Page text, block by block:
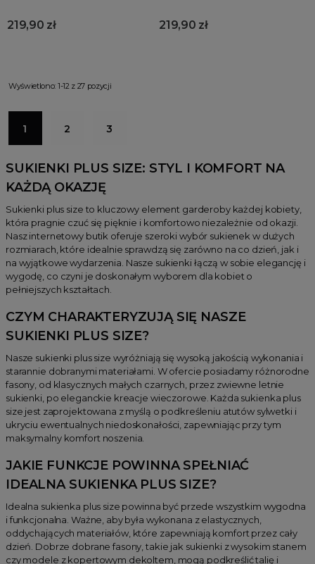
219,90 zł 219,90 zł
Wyświetlono: 1-12 z 27 pozycji
1 2 3
SUKIENKI PLUS SIZE: STYL I KOMFORT NA
KAŻDĄ OKAZJĘ
Sukienki plus size to kluczowy element garderoby każdej kobiety,
która pragnie czuć się pięknie i komfortowo niezależnie od okazji.
Nasz internetowy butik oferuje szeroki wybór sukienek w dużych
rozmiarach, które idealnie sprawdzą się zarówno na co dzień, jak i
na wyjątkowe wydarzenia. Nasze sukienki łączą w sobie elegancję i
wygodę, co czyni je doskonałym wyborem dla kobiet o
pełniejszych kształtach.
CZYM CHARAKTERYZUJĄ SIĘ NASZE
SUKIENKI PLUS SIZE?
Nasze sukienki plus size wyróżniają się wysoką jakością wykonania i
starannie dobranymi materiałami. W ofercie posiadamy różnorodne
fasony, od klasycznych małych czarnych, przez zwiewne letnie
sukienki, po eleganckie kreacje wieczorowe. Każda sukienka plus
size jest zaprojektowana z myślą o podkreśleniu atutów sylwetki i
ukryciu ewentualnych niedoskonałości, zapewniając przy tym
maksymalny komfort noszenia.
JAKIE FUNKCJE POWINNA SPEŁNIAĆ
IDEALNA SUKIENKA PLUS SIZE?
Idealna sukienka plus size powinna być przede wszystkim wygodna
i funkcjonalna. Ważne, aby była wykonana z elastycznych,
oddychających materiałów, które zapewniają komfort przez cały
dzień. Dobrze dobrane fasony, takie jak sukienki z wysokim stanem
czy modele z kopertowym dekoltem, mogą podkreślić talię i